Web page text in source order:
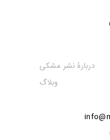
دربارۀ نشر مشکی
وبلاگ